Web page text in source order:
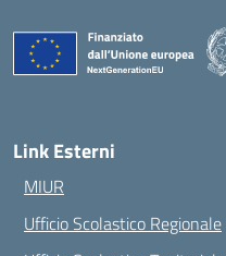
Link Esterni
MIUR
Ufficio Scolastico Regionale